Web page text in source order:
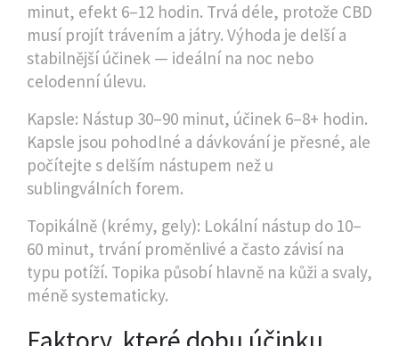
minut, efekt 6–12 hodin. Trvá déle, protože CBD
musí projít trávením a játry. Výhoda je delší a
stabilnější účinek — ideální na noc nebo
celodenní úlevu.
Kapsle: Nástup 30–90 minut, účinek 6–8+ hodin.
Kapsle jsou pohodlné a dávkování je přesné, ale
počítejte s delším nástupem než u
sublingválních forem.
Topikálně (krémy, gely): Lokální nástup do 10–
60 minut, trvání proměnlivé a často závisí na
typu potíží. Topika působí hlavně na kůži a svaly,
méně systematicky.